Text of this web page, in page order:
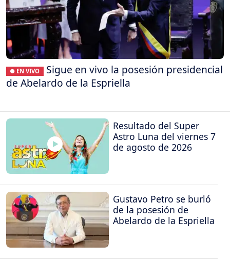
● EN VIVO
Sigue en vivo la posesión presidencial
de Abelardo de la Espriella
Resultado del Super
Astro Luna del viernes 7
de agosto de 2026
Gustavo Petro se burló
de la posesión de
Abelardo de la Espriella